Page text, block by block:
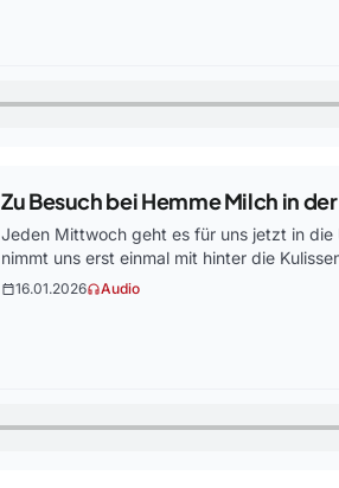
Zu Besuch bei Hemme Milch in
Jeden Mittwoch geht es für uns jetzt in die
nimmt uns erst einmal mit hinter die
calendar_today16.01.2026headphonesAudio